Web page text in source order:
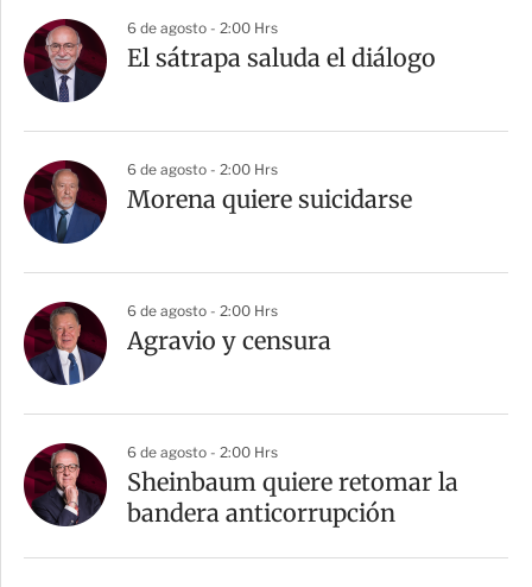
6 de agosto - 2:00 Hrs
El sátrapa saluda el diálogo
6 de agosto - 2:00 Hrs
Morena quiere suicidarse
6 de agosto - 2:00 Hrs
Agravio y censura
6 de agosto - 2:00 Hrs
Sheinbaum quiere retomar la
bandera anticorrupción